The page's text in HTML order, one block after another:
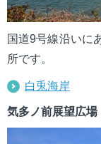
国道9号線沿いに
所です。
白兎海岸
気多ノ前展望広場